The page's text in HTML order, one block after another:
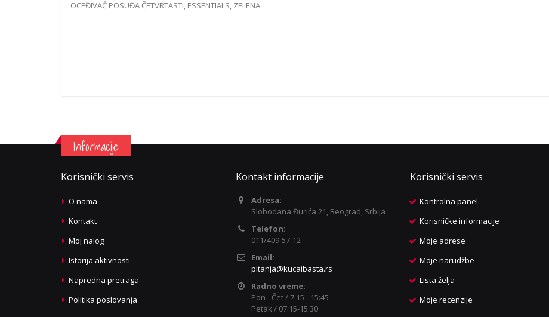
OCEĐIVAČ POSUĐA ČETVRTASTI, ESSENTIALS, ZELENA
Informacije
Korisnički servis
O nama
Kontakt
Moj nalog
Istorija aktivnosti
Napredna pretraga
Politika poslovanja
Kontakt informacije
Adresa:
Slobodana Đurića 21, Beograd, Srbija
Telefon:
011/409-57-12
Email:
pitanja@kucaibasta.rs
Radno vreme:
Pon - Čet / 7:15 - 15:45
Petak / 07:15-15:30
Korisnički servis
Kontrolna panel
Korisničke informacije
Moje adrese
Moje narudžbe
Lista želja
Moje recenzije